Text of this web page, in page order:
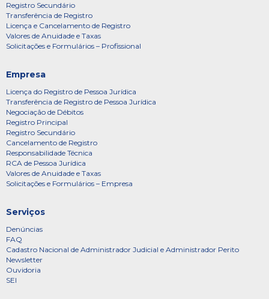
Registro Secundário
Transferência de Registro
Licença e Cancelamento de Registro
Valores de Anuidade e Taxas
Solicitações e Formulários – Profissional
Empresa
Licença do Registro de Pessoa Jurídica
Transferência de Registro de Pessoa Jurídica
Negociação de Débitos
Registro Principal
Registro Secundário
Cancelamento de Registro
Responsabilidade Técnica
RCA de Pessoa Jurídica
Valores de Anuidade e Taxas
Solicitações e Formulários – Empresa
Serviços
Denúncias
FAQ
Cadastro Nacional de Administrador Judicial e Administrador Perito
Newsletter
Ouvidoria
SEI